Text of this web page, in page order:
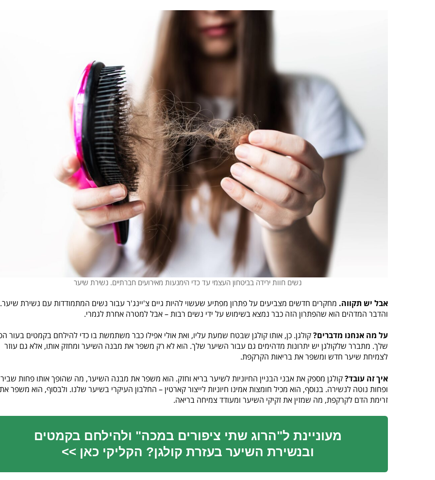
נשים חוות ירידה בביטחון העצמי עד כדי הימנעות מאירועים חברתיים. נשירת שיער
אבל יש תקווה. מחקרים חדשים מצביעים על פתרון מפתיע שעשוי להיות גיים צ'יינג'ר עבור נשים המתמודדות עם נשירת שיער.
והדבר המדהים הוא שהפתרון הזה כבר נמצא בשימוש על ידי נשים רבות – אבל למטרה אחרת לגמרי.
על מה אנחנו מדברים?קולגן. כן, אותו קולגן שבטח שמעת עליו, ואת אולי אפילו כבר משתמשת בו כדי להילחם בקמטים בעור
שלך. מתברר שלקולגן יש יתרונות מדהימים גם עבור השיער שלך. הוא לא רק משפר את מבנה השיער ומחזק אותו, אלא גם עוזר
לצמיחת שיער חדש ומשפר את בריאות הקרקפת.
איך זה עובד?קולגן מספק את אבני הבניין החיוניות לשיער בריא וחזק. הוא משפר את מבנה השיער, מה שהופך אותו פחות שביר
ופחות נוטה לנשירה. בנוסף, הוא מכיל חומצות אמינו חיוניות לייצור קארטין – החלבון העיקרי בשיער שלנו. ולבסוף, הוא משפר את
זרימת הדם לקרקפת, מה שמזין את זקיקי השיער ומעודד צמיחה בריאה.
מעוניינת ל"הרוג שתי ציפורים במכה" ולהילחם בקמטים
ובנשירת השיער בעזרת קולגן? הקליקי כאן >>